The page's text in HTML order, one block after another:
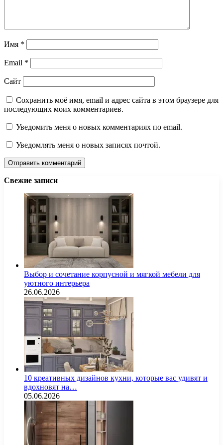
Имя *
Email *
Сайт
Сохранить моё имя, email и адрес сайта в этом браузере для
последующих моих комментариев.
Уведомить меня о новых комментариях по email.
Уведомлять меня о новых записях почтой.
Свежие записи
Выбор и сочетание корпусной и мягкой мебели для
уютного интерьера
26.06.2026
10 креативных дизайнов кухни, которые вас удивят и
вдохновят на…
05.06.2026